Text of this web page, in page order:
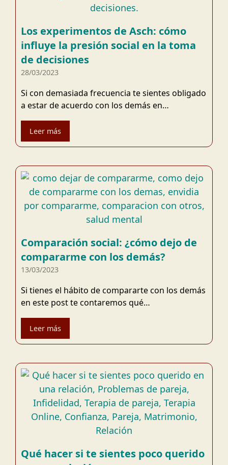
Los experimentos de Asch: cómo
influye la presión social en la toma
de decisiones
28/03/2023
Si con demasiada frecuencia te sientes obligado
a estar de acuerdo con los demás en…
Leer más
Comparación social: ¿cómo dejo de
compararme con los demás?
13/03/2023
Si tienes el hábito de compararte con los demás
en este post te contaremos qué…
Leer más
Qué hacer si te sientes poco querido